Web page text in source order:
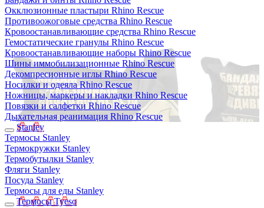
Окклюзионные пластыри Rhino Rescue
Противоожоговые средства Rhino Rescue
Кровоостанавливающие средства Rhino Rescue
Гемостатические гранулы Rhino Rescue
Кровоостанавливающие наборы Rhino Rescue
Шины иммобилизационные Rhino Rescue
Декомпресионные иглы Rhino Rescue
Носилки и одеяла Rhino Rescue
Ножницы, маркеры и накладки Rhino Rescue
Повязки и салфетки Rhino Rescue
Дыхательная реанимация Rhino Rescue
Stanley
Термосы Stanley
Термокружки Stanley
Термобутылки Stanley
Фляги Stanley
Посуда Stanley
Термосы для еды Stanley
Термосы Tyeso